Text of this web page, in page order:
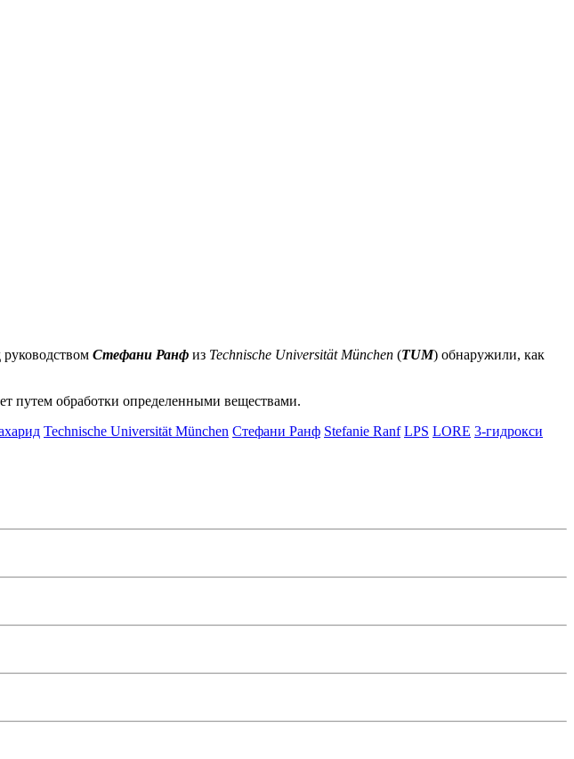
Стефани Ранф из Technische Universität München (TUM) обнаружили, как
путем обработки определенными веществами.
Technische Universität München Стефани Ранф Stefanie Ranf LPS LORE 3-гидрокси